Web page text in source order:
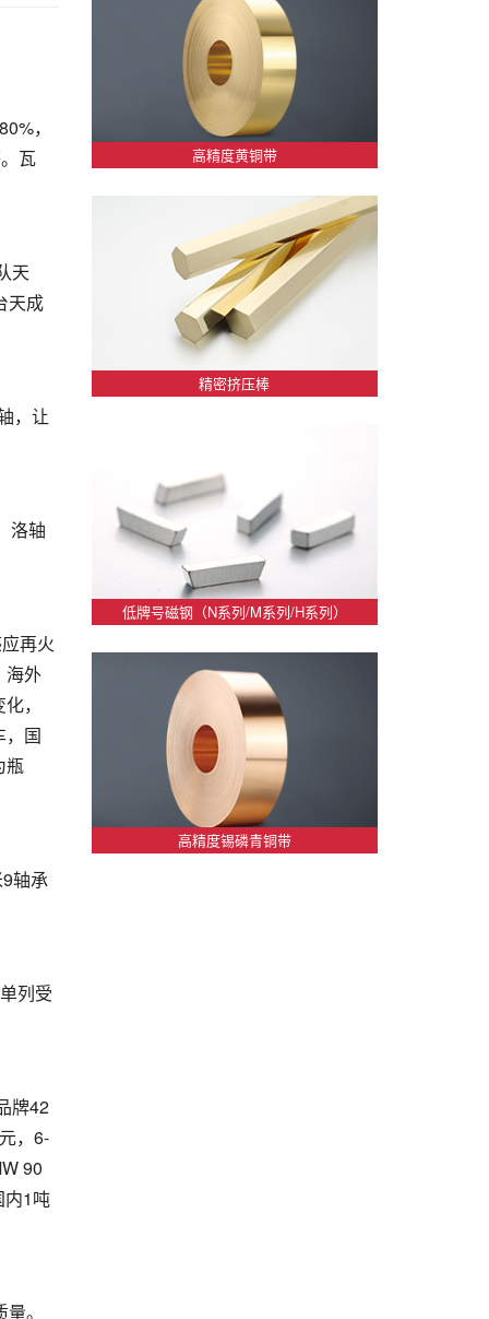
，
瓦
天
天成
，让
洛轴
再火
海外
，
，国
瓶
轴承
列受
牌42
，6-
90
内1吨
。
高精度黄铜带
精密挤压棒
低牌号磁钢（N系列/M系列/H系列）
高精度锡磷青铜带